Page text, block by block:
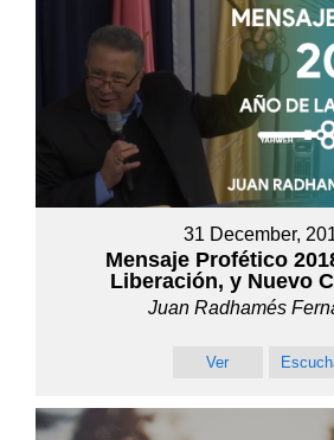
31 December,
Mensaje Profético
Liberación, y Nuevo
Juan Radhamés
Ver